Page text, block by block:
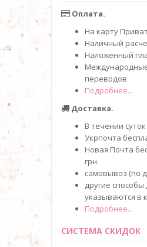
Оплата.
На карту
Наличный
Наложенный
переводов
Подробнее...
Доставка.
В течении
Укрпочта
Новая Почта
грн.
самовывоз (по
другие способы
указываются в
Подробнее...
СИСТЕМА СКИДОК